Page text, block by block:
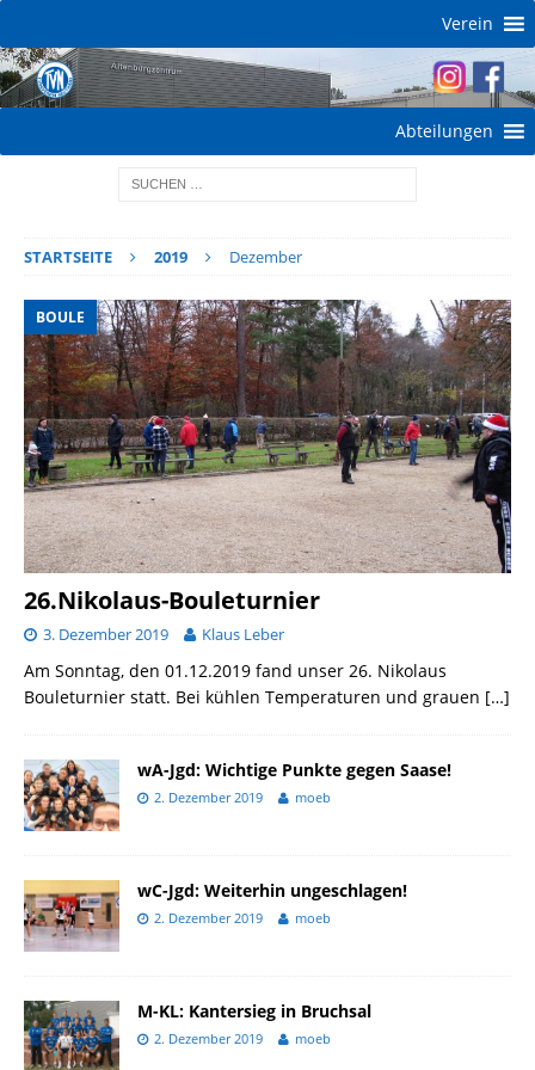
Verein
Abteilungen
STARTSEITE 2019 Dezember
BOULE
26.Nikolaus-Bouleturnier
3. Dezember 2019 Klaus Leber
Am Sonntag, den 01.12.2019 fand unser 26. Nikolaus
Bouleturnier statt. Bei kühlen Temperaturen und grauen […]
wA-Jgd: Wichtige Punkte gegen Saase!
2. Dezember 2019 moeb
wC-Jgd: Weiterhin ungeschlagen!
2. Dezember 2019 moeb
M-KL: Kantersieg in Bruchsal
2. Dezember 2019 moeb